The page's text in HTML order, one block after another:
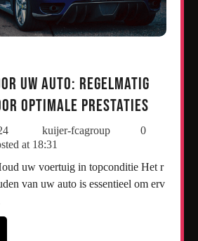
uw auto: Regelmatig
optimale prestaties
kuijer-fcagroup
0
at 18:31
van uw auto is essentieel om erv